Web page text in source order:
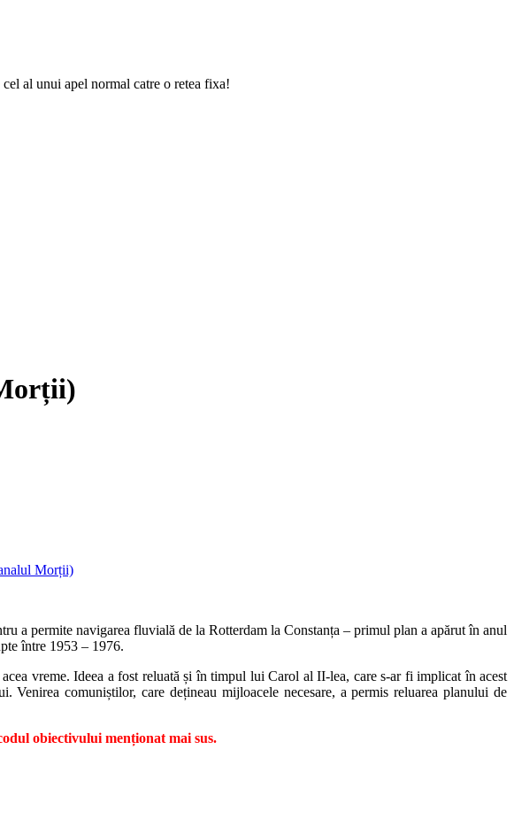
al unui apel normal catre o retea fixa!
a permite navigarea fluvială de la Rotterdam la Constanța – primul plan a apărut în anul
între 1953 – 1976.
vreme. Ideea a fost reluată și în timpul lui Carol al II-lea, care s-ar fi implicat în acest
comuniștilor, care dețineau mijloacele necesare, a permis reluarea planului de
obiectivului menționat mai sus.